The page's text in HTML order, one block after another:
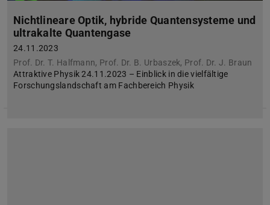
Nichtlineare Optik, hybride Quantensysteme und
ultrakalte Quantengase
24.11.2023
Prof. Dr. T. Halfmann, Prof. Dr. B. Urbaszek, Prof. Dr. J. Braun
Attraktive Physik 24.11.2023 – Einblick in die vielfältige
Forschungslandschaft am Fachbereich Physik